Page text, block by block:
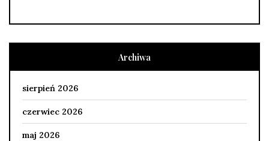
Archiwa
sierpień 2026
czerwiec 2026
maj 2026